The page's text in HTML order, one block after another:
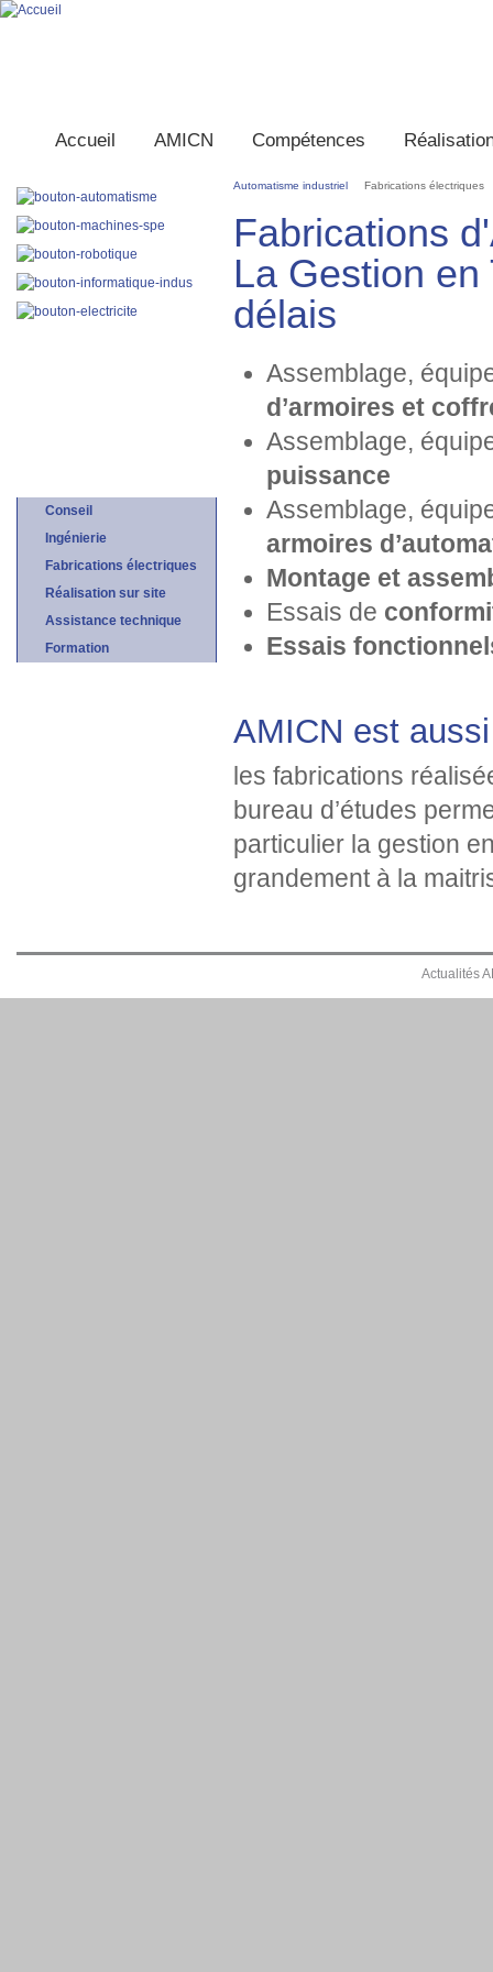
Accueil AMICN Compétences
Automatisme industriel Fabrications électriques
Fabrications
La Gestion
délais
Assemblage,
d’armoires et
Assemblage,
puissance
Assemblage,
armoires
Montage et
Essais de
Essais
AMICN est
les fabrications
bureau d’études
particulier la gestion
grandement à la
Conseil
Ingénierie
Fabrications électriques
Réalisation sur site
Assistance technique
Formation
Actualités